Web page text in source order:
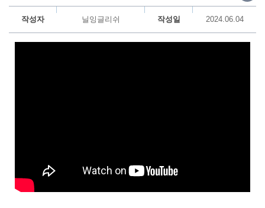
작성자 닐잉글리쉬 작성일 2024.06.04